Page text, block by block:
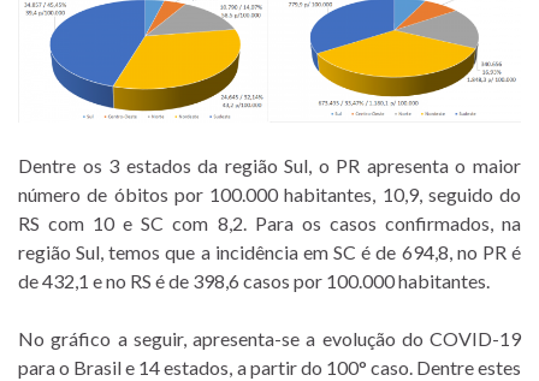
Dentre os 3 estados da região Sul, o PR apresenta o maior
número de óbitos por 100.000 habitantes, 10,9, seguido do
RS com 10 e SC com 8,2. Para os casos confirmados, na
região Sul, temos que a incidência em SC é de 694,8, no PR é
de 432,1 e no RS é de 398,6 casos por 100.000 habitantes.
No gráfico a seguir, apresenta-se a evolução do COVID-19
para o Brasil e 14 estados, a partir do 100° caso. Dentre estes